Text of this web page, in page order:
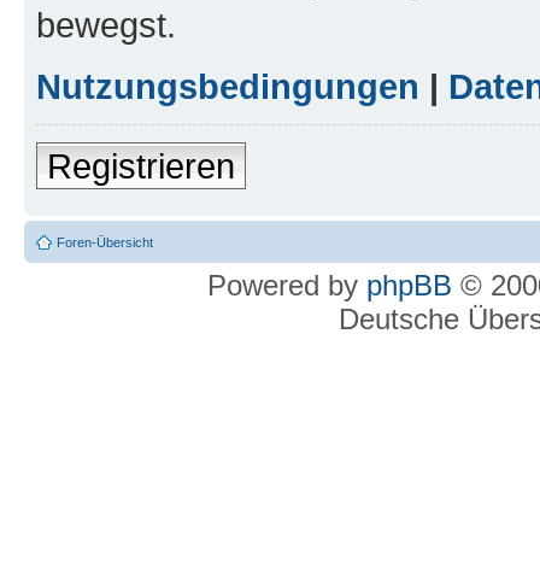
bewegst.
Nutzungsbedingungen |
Registrieren
Foren-Übersicht
Powered by phpBB ©
Deutsche